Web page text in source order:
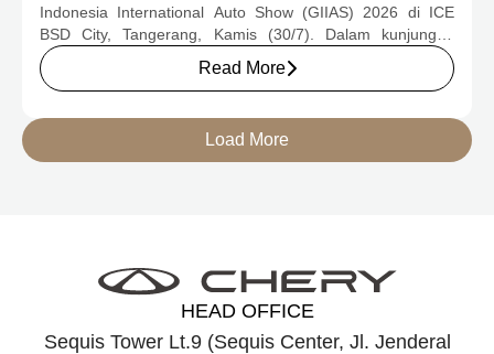
Indonesia International Auto Show (GIIAS) 2026 di ICE
BSD City, Tangerang, Kamis (30/7). Dalam kunjungan
tersebut, Menteri Perindustrian meninjau dua produk
elektrifikasi terbaru Chery, yakni Chery Q, compact EV
berteknologi Range-Extended Electric Vehicle (REEV) yang
dirancang untuk mendukung perjalanan jarak jauh.
Read More
Load More
HEAD OFFICE
Sequis Tower Lt.9 (Sequis Center, Jl. Jenderal